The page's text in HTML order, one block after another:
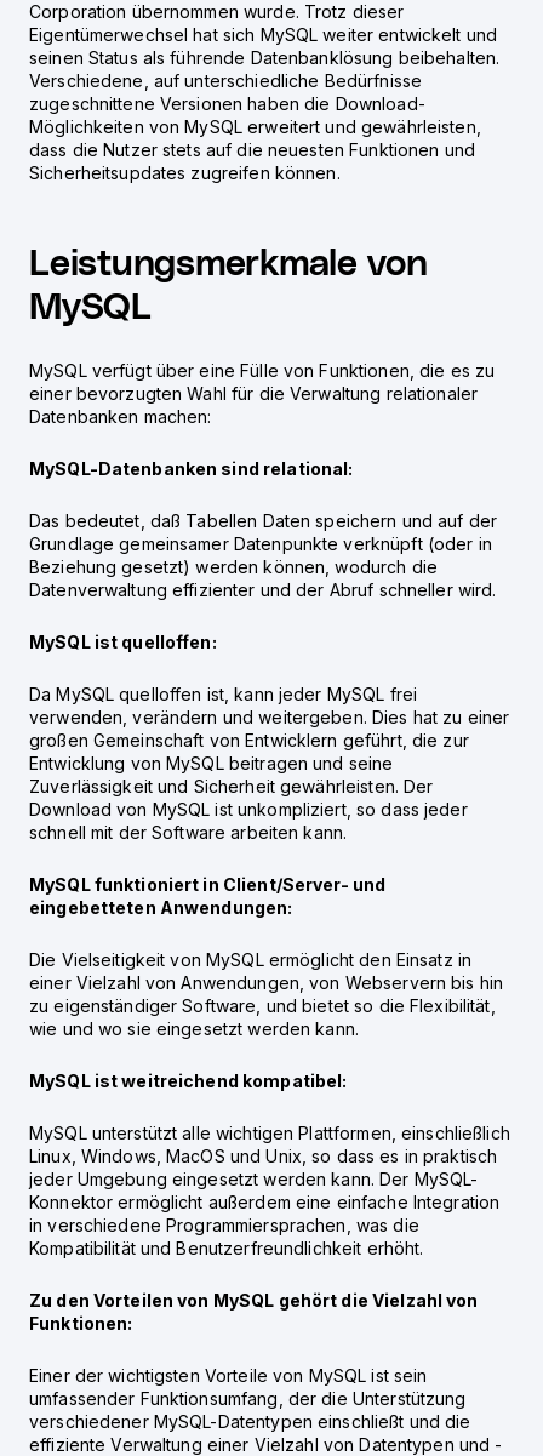
Corporation übernommen wurde. Trotz dieser
Eigentümerwechsel hat sich MySQL weiter entwickelt und
seinen Status als führende Datenbanklösung beibehalten.
Verschiedene, auf unterschiedliche Bedürfnisse
zugeschnittene Versionen haben die Download-
Möglichkeiten von MySQL erweitert und gewährleisten,
dass die Nutzer stets auf die neuesten Funktionen und
Sicherheitsupdates zugreifen können.
Leistungsmerkmale von
MySQL
MySQL verfügt über eine Fülle von Funktionen, die es zu
einer bevorzugten Wahl für die Verwaltung relationaler
Datenbanken machen:
MySQL-Datenbanken sind relational:
Das bedeutet, daß Tabellen Daten speichern und auf der
Grundlage gemeinsamer Datenpunkte verknüpft (oder in
Beziehung gesetzt) werden können, wodurch die
Datenverwaltung effizienter und der Abruf schneller wird.
MySQL ist quelloffen:
Da MySQL quelloffen ist, kann jeder MySQL frei
verwenden, verändern und weitergeben. Dies hat zu einer
großen Gemeinschaft von Entwicklern geführt, die zur
Entwicklung von MySQL beitragen und seine
Zuverlässigkeit und Sicherheit gewährleisten. Der
Download von MySQL ist unkompliziert, so dass jeder
schnell mit der Software arbeiten kann.
MySQL funktioniert in Client/Server- und
eingebetteten Anwendungen:
Die Vielseitigkeit von MySQL ermöglicht den Einsatz in
einer Vielzahl von Anwendungen, von Webservern bis hin
zu eigenständiger Software, und bietet so die Flexibilität,
wie und wo sie eingesetzt werden kann.
MySQL ist weitreichend kompatibel:
MySQL unterstützt alle wichtigen Plattformen, einschließlich
Linux, Windows, MacOS und Unix, so dass es in praktisch
jeder Umgebung eingesetzt werden kann. Der MySQL-
Konnektor ermöglicht außerdem eine einfache Integration
in verschiedene Programmiersprachen, was die
Kompatibilität und Benutzerfreundlichkeit erhöht.
Zu den Vorteilen von MySQL gehört die Vielzahl von
Funktionen:
Einer der wichtigsten Vorteile von MySQL ist sein
umfassender Funktionsumfang, der die Unterstützung
verschiedener MySQL-Datentypen einschließt und die
effiziente Verwaltung einer Vielzahl von Datentypen und -